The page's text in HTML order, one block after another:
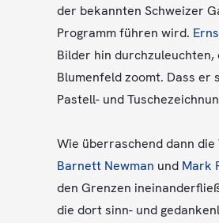
der bekannten Schweizer
Programm führen wird.
Bilder hin durchzuleuchten,
Blumenfeld zoomt. Dass er
Pastell- und
Wie überraschend dann
Barnett Newman und Mark
den Grenzen
die dort sinn- und